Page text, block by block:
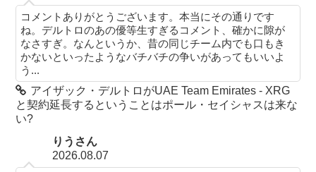
コメントありがとうございます。本当にその通りです
ね。デルトロのあの優等生すぎるコメント、確かに隙が
なさすぎ。なんというか、昔の同じチーム内でも口もき
かないといったようなバチバチの争いがあってもいいよ
う...
アイザック・デルトロがUAE Team Emirates - XRG
と契約延長するということはポール・セイシャスは来な
い?
りうさん
2026.08.07